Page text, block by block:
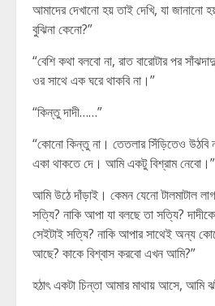
আমাদের দেখানো হয় তাই দেখি, যা জানানো
বুঝিনা কেনো?”
“বেশি কথা বলবো না, রাত বারোটার পর
ওর সাথে এক ঘরে থাকবি না।”
“কিন্তু দাদী……”
“কোনো কিন্তু না। তেতলার সিঁড়িতেও
একা থাকতে দে। আমি একটু বিশ্রাম নেবো।”
আমি উঠে দাঁড়াই। কেমন যেনো টালমাটাল
সত্যি? নাকি আপা যা বলছে তা সত্যি?
সেইটাই সত্যি? নাকি আপার সাথেই অন্য
আছে? কাকে বিশ্বাস করবো এখন আমি?”
হঠাৎ একটা চিন্তা আমার মাথায় আসে, আমি